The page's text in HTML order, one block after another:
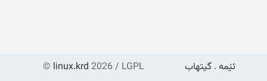
© linux.krd 2026 / LGPL ئێمە . گیتهاب